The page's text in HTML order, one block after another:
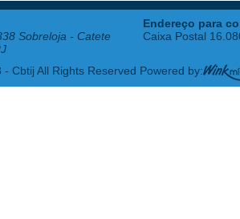
Sobreloja - Catete
Endereço para
Caixa Postal
Cbtij All Rights Reserved Powered by: